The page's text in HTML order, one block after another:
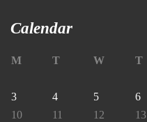
Calendar
M T W T
3
4 5 6
10
11 12 13